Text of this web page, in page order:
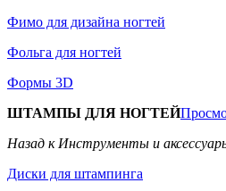
Фимо для дизайна ногтей
Фольга для ногтей
Формы 3D
ШТАМПЫ ДЛЯ НОГТЕЙ
Назад к Инструменты и
Диски для штампинга